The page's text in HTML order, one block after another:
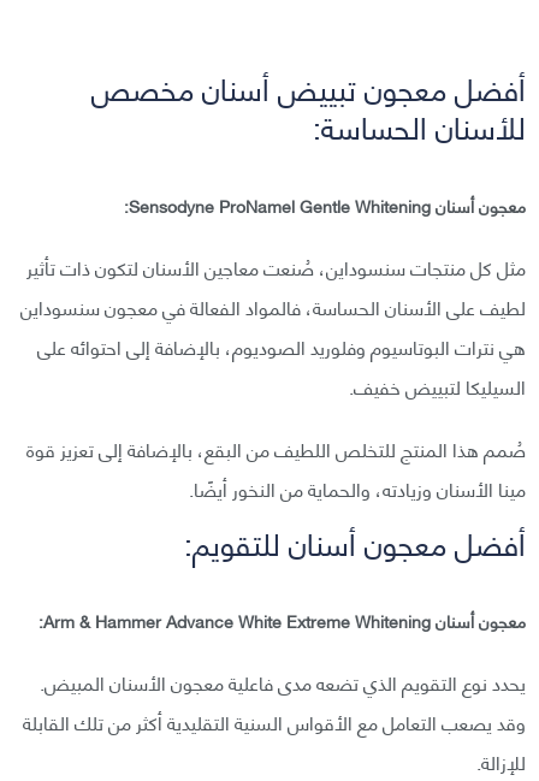
أفضل معجون تبييض أسنان مخصص
للأسنان الحساسة:
معجون أسنان Sensodyne ProNamel Gentle Whitening:
مثل كل منتجات سنسوداين، صُنعت معاجين الأسنان لتكون ذات تأثير
لطيف على الأسنان الحساسة، فالمواد الفعالة في معجون سنسوداين
هي نترات البوتاسيوم وفلوريد الصوديوم، بالإضافة إلى احتوائه على
السيليكا لتبييض خفيف.
صُمم هذا المنتج للتخلص اللطيف من البقع، بالإضافة إلى تعزيز قوة
مينا الأسنان وزيادته، والحماية من النخور أيضًا.
أفضل معجون أسنان للتقويم:
معجون أسنان Arm & Hammer Advance White Extreme Whitening:
يحدد نوع التقويم الذي تضعه مدى فاعلية معجون الأسنان المبيض.
وقد يصعب التعامل مع الأقواس السنية التقليدية أكثر من تلك القابلة
للإزالة.